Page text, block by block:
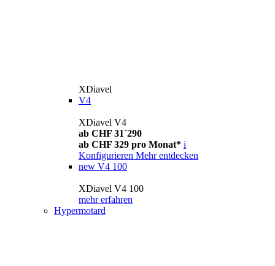
XDiavel
V4
XDiavel V4
ab CHF 31´290
ab CHF 329 pro Monat* i
Konfigurieren Mehr entdecken
new V4 100
XDiavel V4 100
mehr erfahren
Hypermotard